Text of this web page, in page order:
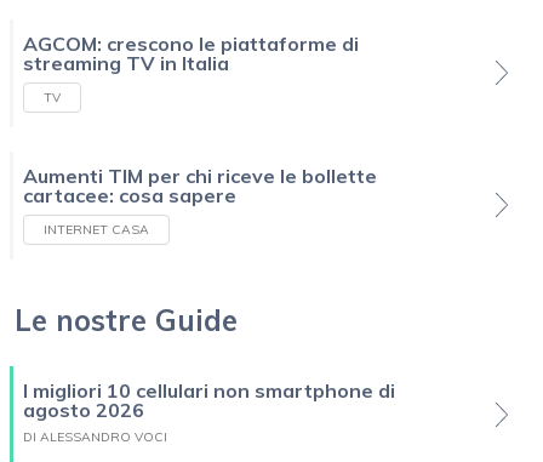
AGCOM: crescono le piattaforme di
streaming TV in Italia
TV
Aumenti TIM per chi riceve le bollette
cartacee: cosa sapere
INTERNET CASA
Le nostre Guide
I migliori 10 cellulari non smartphone di
agosto 2026
DI ALESSANDRO VOCI